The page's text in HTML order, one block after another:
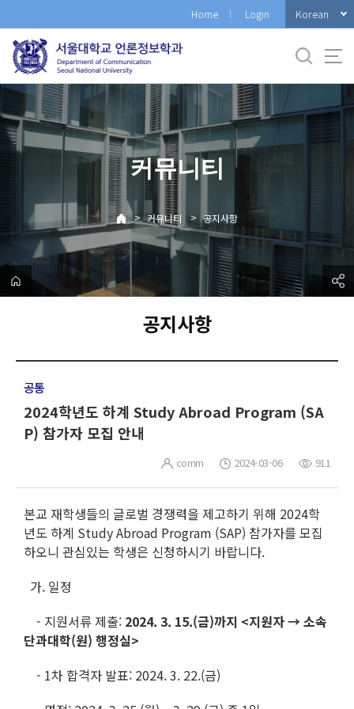
로
메
Home Login Korean
커뮤니티
> 커뮤니티 > 공지사항
공지사항
공통
2024학년도 하계 Study Abroad Program (SA
P) 참가자 모집 안내
comm 2024-03-06 911
본교 재학생들의 글로벌 경쟁력을 제고하기 위해 2024학
년도 하계 Study Abroad Program (SAP) 참가자를 모집
하오니 관심있는 학생은 신청하시기 바랍니다.
가. 일정
- 지원서류 제출: 2024. 3. 15.(금)까지 <지원자 → 소속
단과대학(원) 행정실>
- 1차 합격자 발표: 2024. 3. 22.(금)